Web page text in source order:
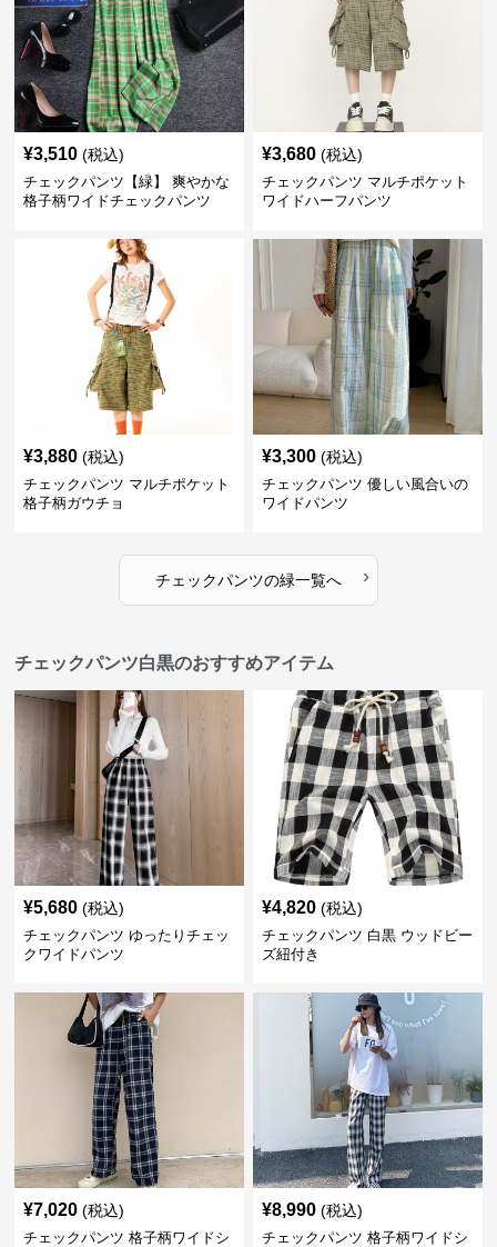
¥3,510 (税込)
チェックパンツ【緑】 爽やかな
格子柄ワイドチェックパンツ
¥3,680 (税込)
チェックパンツ マルチポケット
ワイドハーフパンツ
¥3,880 (税込)
チェックパンツ マルチポケット
格子柄ガウチョ
¥3,300 (税込)
チェックパンツ 優しい風合いの
ワイドパンツ
チェックパンツの緑一覧へ ›
チェックパンツ白黒のおすすめアイテム
¥5,680 (税込)
チェックパンツ ゆったりチェッ
クワイドパンツ
¥4,820 (税込)
チェックパンツ 白黒 ウッドビー
ズ紐付き
¥7,020 (税込)
チェックパンツ 格子柄ワイドシ
¥8,990 (税込)
チェックパンツ 格子柄ワイドシ